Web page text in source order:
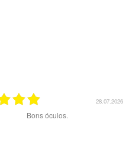
23.07.2026
aos melhores